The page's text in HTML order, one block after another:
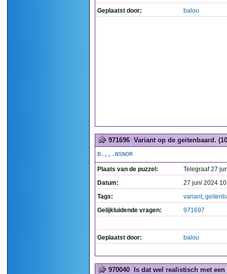
Geplaatst door: balou
971696 Variant op de geitenbaard.
B.,,.NSNOR
Plaats van de puzzel:
Telegraaf 27
Datum:
27 juni 2024
Tags:
variant,
Gelijkluidende vragen:
971697
Geplaatst door: balou
970040 Is dat wel realistisch met een